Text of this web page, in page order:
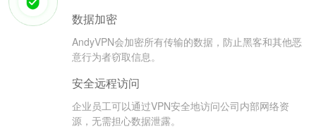
数据加密
AndyVPN会加密所有传输的数据，防止黑客和其他恶
意行为者窃取信息。
安全远程访问
企业员工可以通过VPN安全地访问公司内部网络资
源，无需担心数据泄露。